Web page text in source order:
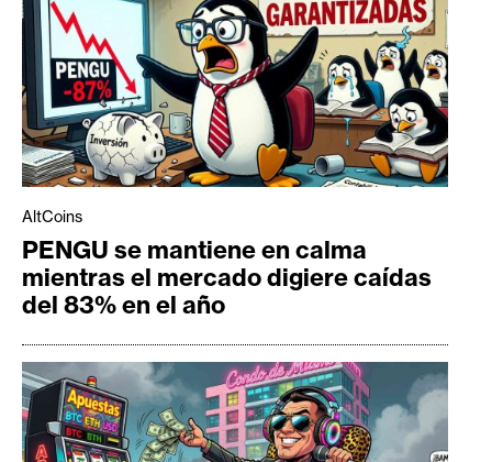
AltCoins
PENGU se mantiene en calma
mientras el mercado digiere caídas
del 83% en el año